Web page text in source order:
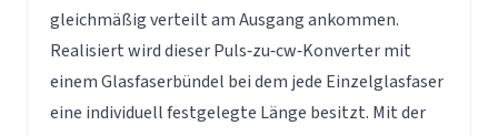
gleichmäßig verteilt am Ausgang ankommen.
Realisiert wird dieser Puls‐zu‐cw‐Konverter mit
einem Glasfaserbündel bei dem jede Einzelglasfaser
eine individuell festgelegte Länge besitzt. Mit der